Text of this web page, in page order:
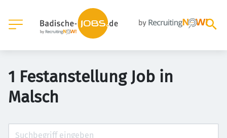
1 Festanstellung Job in
Malsch